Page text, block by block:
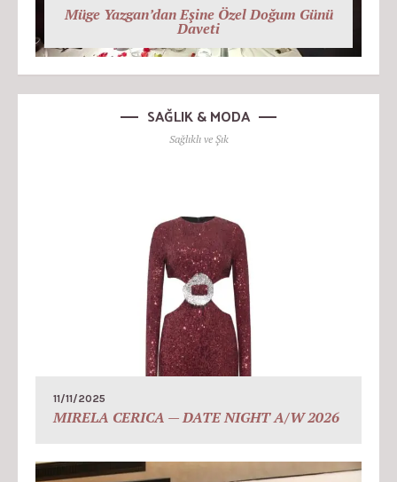
Müge Yazgan’dan Eşine Özel Doğum Günü
Daveti
SAĞLIK & MODA
Sağlıklı ve Şık
11/11/2025
MIRELA CERICA — DATE NIGHT A/W 2026